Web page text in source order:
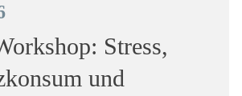
Stress,
und